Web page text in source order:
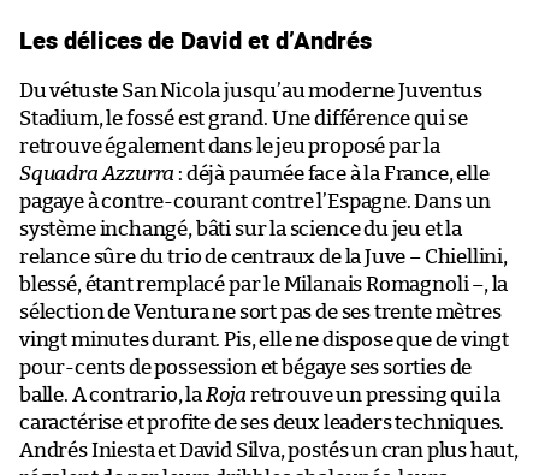
Les délices de David et d’Andrés
Du vétuste San Nicola jusqu’au moderne Juventus
Stadium, le fossé est grand. Une différence qui se
retrouve également dans le jeu proposé par la
Squadra Azzurra : déjà paumée face à la France, elle
pagaye à contre-courant contre l’Espagne. Dans un
système inchangé, bâti sur la science du jeu et la
relance sûre du trio de centraux de la Juve – Chiellini,
blessé, étant remplacé par le Milanais Romagnoli –, la
sélection de Ventura ne sort pas de ses trente mètres
vingt minutes durant. Pis, elle ne dispose que de vingt
pour-cents de possession et bégaye ses sorties de
balle. A contrario, la Roja retrouve un pressing qui la
caractérise et profite de ses deux leaders techniques.
Andrés Iniesta et David Silva, postés un cran plus haut,